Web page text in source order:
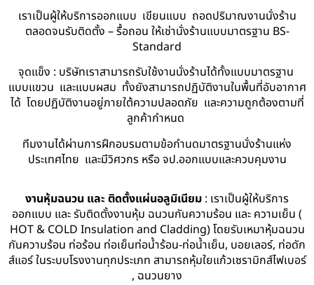
เราเป็นผู้ให้บริการออกแบบ เขียนแบบ ถอดปริมาณงานนั่งร้าน
ตลอดจนรับติดตั้ง – รื้อถอน ให้เช่านั่งร้านแบบมาตรฐาน BS-
Standard
จุดแข็ง : บริษัทเราสามารถรับใช้งานนั่งร้านได้ทั้งแบบมาตรฐาน
แบบแขวน และแบบผสม ทั้งยังสามารถปฏิบัติงานในพื้นที่อับอากาศ
ได้ โดยปฏิบัติงานอยู่ภายใต้ความปลอดภัย และความถูกต้องตามที่
ลูกค้ากำหนด
ทีมงานได้ผ่านการฝึกอบรมตามข้อกำนดมาตรฐานนั่งร้านแห่ง
ประเทศไทย และมีวิศวกร หรือ จป.ออกแบบและควบคุมงาน
งานหุ้มฉนวน และ ติดตั้งแผ่นอลูมิเนียม : เราเป็นผู้ให้บริการ
ออกแบบ และ รับติดตั้งงานหุ้ม ฉนวนกันความร้อน และ ความเย็น (
HOT & COLD Insulation and Cladding) โดยรับเหมาหุ้มฉนวน
กันความร้อน ท่อร้อน ท่อเย็นท่อน้ำร้อน-ท่อน้ำเย็น, บอยเลอร์, ท่อดัก
ส์แอร์ ในระบบโรงงานทุกประเภท สามารถหุ้มใยแก้วเซรามิกส์ไฟเบอร์
, ฉนวนยาง